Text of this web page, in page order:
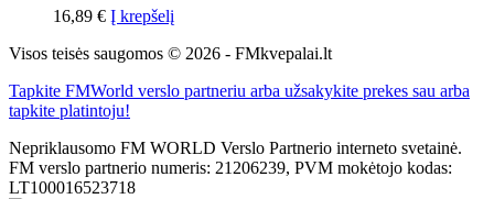
16,89 € Į krepšelį
Visos teisės saugomos © 2026 - FMkvepalai.lt
Tapkite FMWorld verslo partneriu arba užsakykite prekes sau arba
tapkite platintoju!
Nepriklausomo FM WORLD Verslo Partnerio interneto svetainė.
FM verslo partnerio numeris: 21206239, PVM mokėtojo kodas:
LT100016523718